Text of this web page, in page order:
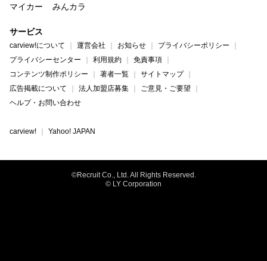
マイカー
みんカラ
サービス
carview!について 運営会社 お知らせ
プライバシーポリシー
プライバシーセンター
利用規約
免責事項
コンテンツ制作ポリシー
著者一覧
サイトマップ
広告掲載について
法人加盟店募集
ご意見・ご要望
ヘルプ・お問い合わせ
carview! Yahoo! JAPAN
©Recruit Co., Ltd. All Rights Reserved.
© LY Corporation